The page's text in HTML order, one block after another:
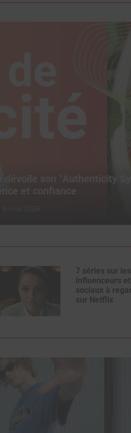
dévoile son “Authenticity
7 séries sur les
influenceurs
sociaux à
sur Netflix